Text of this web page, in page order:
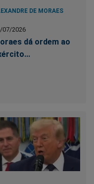
DE MORAES
07/2026
dá ordem ao